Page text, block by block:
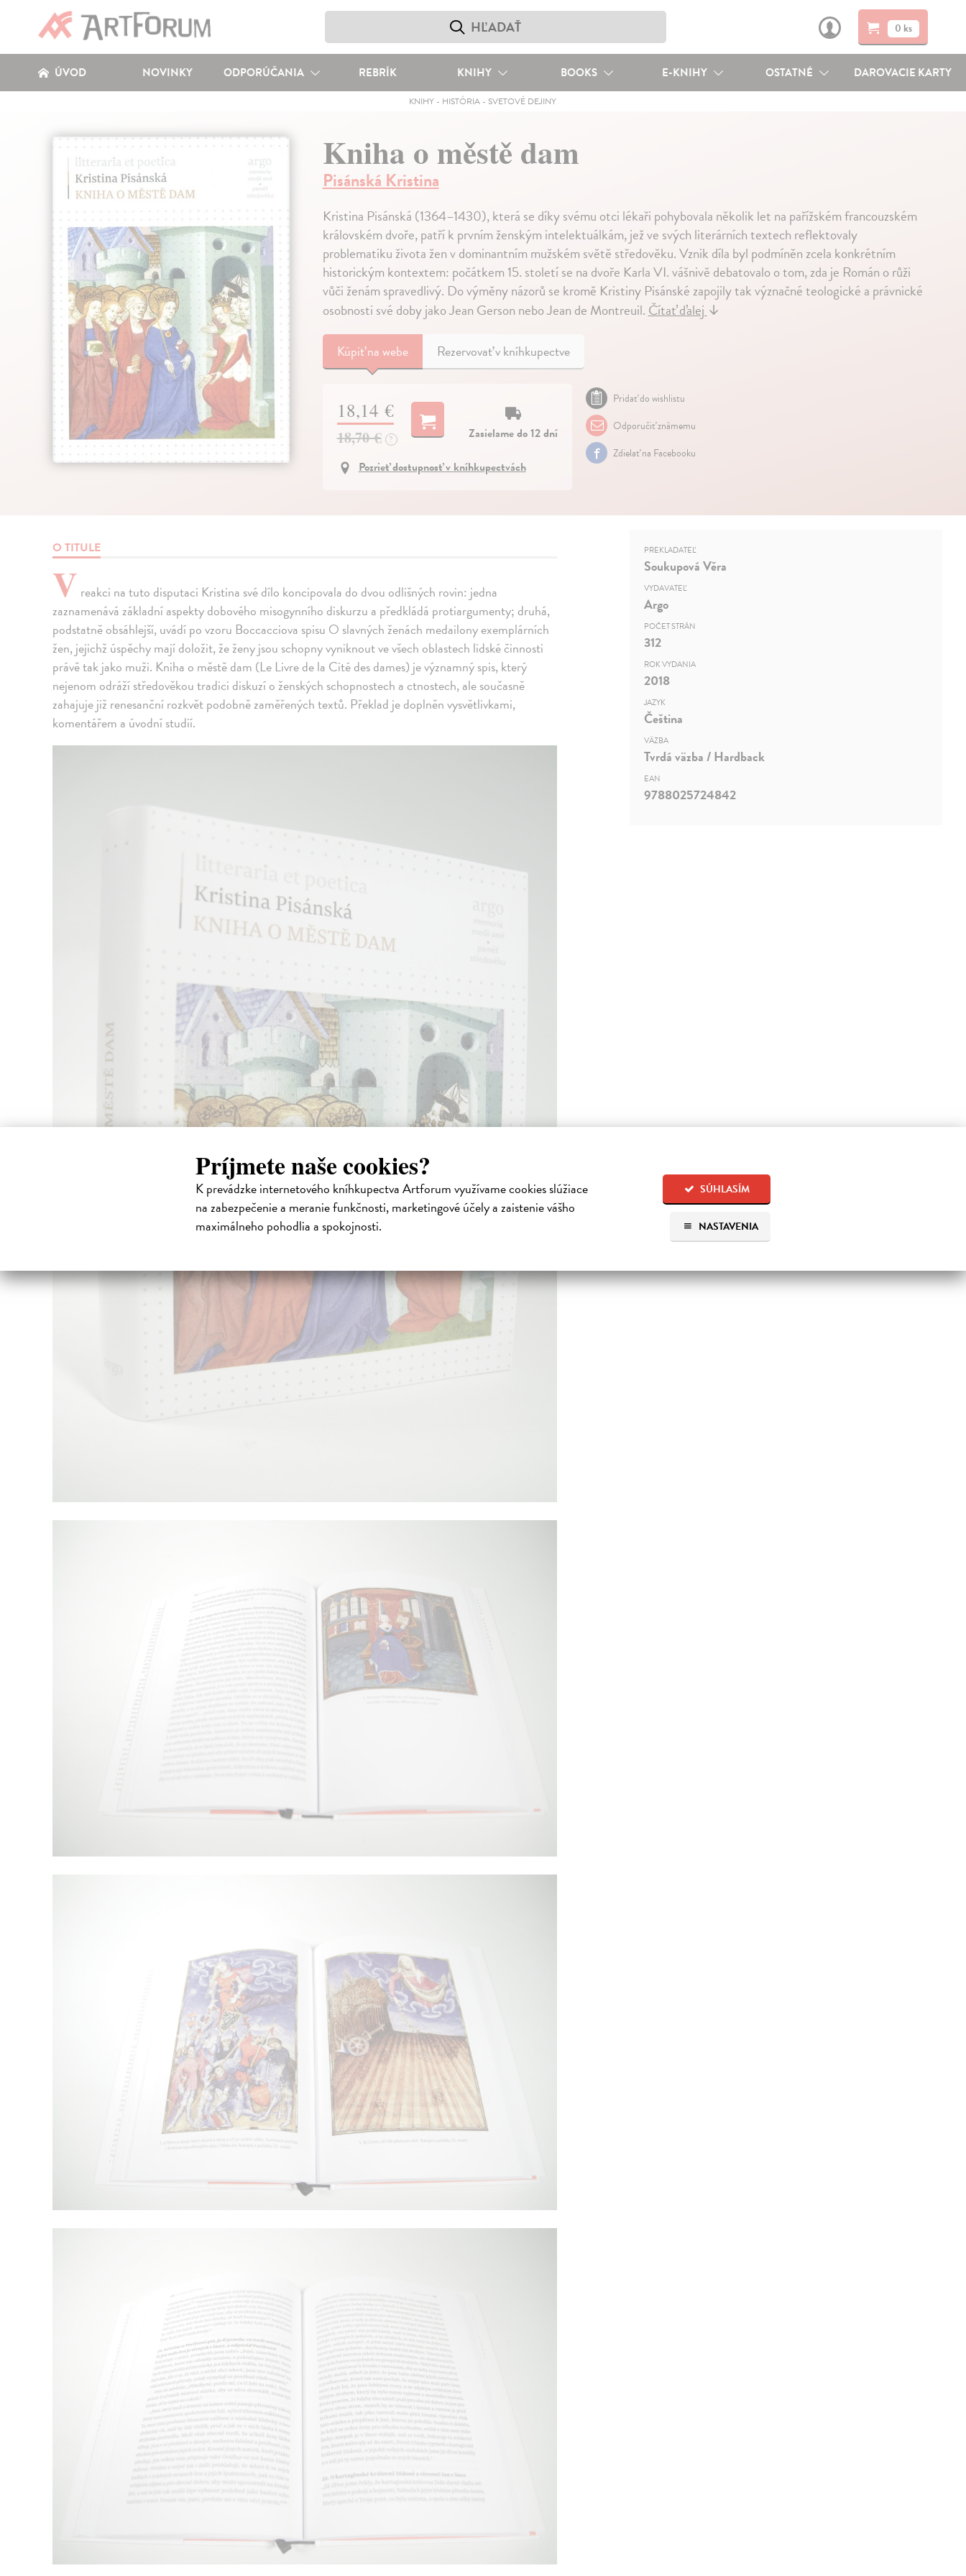
Príjmete naše cookies?
K prevádzke internetového kníhkupectva Artforum využívame cookies slúžiace
na zabezpečenie a meranie funkčnosti, marketingové účely a zaistenie vášho
maximálneho pohodlia a spokojnosti.
SÚHLASÍM
NASTAVENIA
0 ks
ÚVOD NOVINKY ODPORÚČANIA REBRÍK KNIHY BOOKS E-KNIHY OSTATNÉ DAROVACIE KARTY
KNIHY - HISTÓRIA - SVETOVÉ DEJINY
Kniha o městě dam
Pisánská Kristina
Kristina Pisánská (1364–1430), která se díky svému otci lékaři pohybovala několik let na pařížském francouzském
královském dvoře, patří k prvním ženským intelektuálkám, jež ve svých literárních textech reflektovaly
problematiku života žen v dominantním mužském světě středověku. Vznik díla byl podmíněn zcela konkrétním
historickým kontextem: počátkem 15. století se na dvoře Karla VI. vášnivě debatovalo o tom, zda je Román o růži
vůči ženám spravedlivý. Do výměny názorů se kromě Kristiny Pisánské zapojily tak význačné teologické a právnické
osobnosti své doby jako Jean Gerson nebo Jean de Montreuil.Čítať ďalej↓
Kúpiťna webe Rezervovať v kníhkupectve
18,14 €
18,70 € ?
Zasielame do 12 dní
Pozrieť dostupnosť v kníhkupectvách
Pridať do wishlistu
Odporučiť známemu
Zdielať na Facebooku
O TITULE
V reakci na tuto disputaci Kristina své dílo koncipovala do dvou odlišných rovin: jedna
zaznamenává základní aspekty dobového misogynního diskurzu a předkládá protiargumenty; druhá,
podstatně obsáhlejší, uvádí po vzoru Boccacciova spisu O slavných ženách medailony exemplárních
žen, jejichž úspěchy mají doložit, že ženy jsou schopny vyniknout ve všech oblastech lidské činnosti
právě tak jako muži. Kniha o městě dam (Le Livre de la Cité des dames) je významný spis, který
nejenom odráží středověkou tradici diskuzí o ženských schopnostech a ctnostech, ale současně
zahajuje již renesanční rozkvět podobně zaměřených textů. Překlad je doplněn vysvětlivkami,
komentářem a úvodní studií.
PREKLADATEĽ
Soukupová Věra
VYDAVATEĽ
Argo
POČET STRÁN
312
ROK VYDANIA
2018
JAZYK
Čeština
VÄZBA
Tvrdá väzba / Hardback
EAN
9788025724842